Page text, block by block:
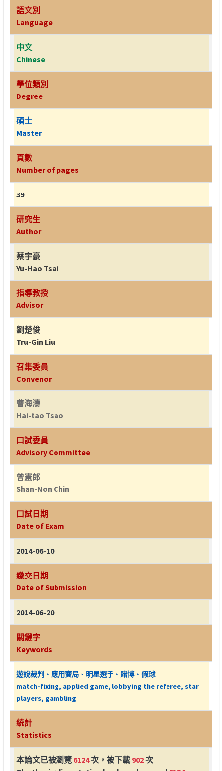
語文別
Language
中文
Chinese
學位類別
Degree
碩士
Master
頁數
Number of pages
39
研究生
Author
蔡宇豪
Yu-Hao Tsai
指導教授
Advisor
劉楚俊
Tru-Gin Liu
召集委員
Convenor
曹海濤
Hai-tao Tsao
口試委員
Advisory Committee
曾憲郎
Shan-Non Chin
口試日期
Date of Exam
2014-06-10
繳交日期
Date of Submission
2014-06-20
關鍵字
Keywords
遊說裁判、應用賽局、明星選手、賭博、假球
match-fixing, applied game, lobbying the referee, star
players, gambling
統計
Statistics
本論文已被瀏覽 6124次，被下載 902次